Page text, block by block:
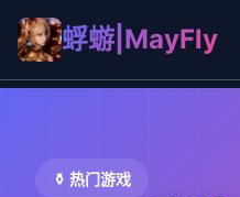
蜉蝣|MayFly
⚱️ 热门游戏